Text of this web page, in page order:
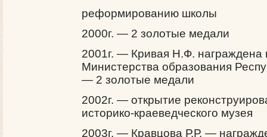
реформированию школы
2000г. — 2 золотые медали
2001г. — Кривая Н.Ф. награждена
Министерства образования
— 2 золотые медали
2002г. — открытие
историко­-краеведческого музея
2003г. — Кравцова Р.Р. —